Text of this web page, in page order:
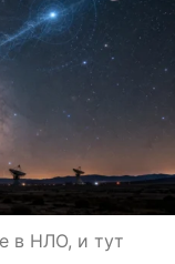
в НЛО, и тут